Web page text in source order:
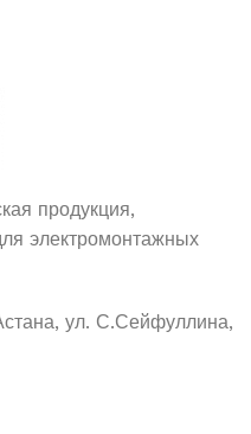
продукция,
электромонтажных
ул. С.Сейфуллина,